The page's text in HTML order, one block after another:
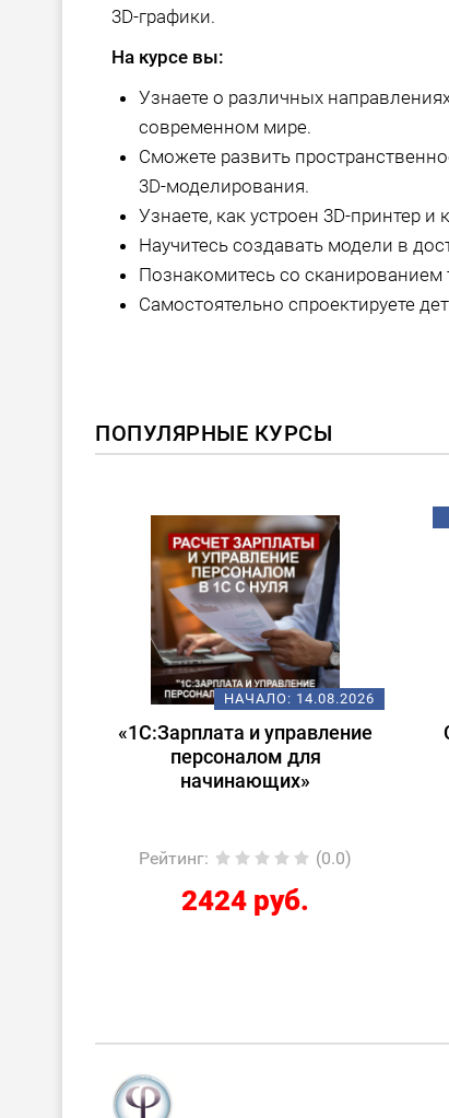
3D-графики.
На курсе вы:
Узнаете о различных
современном мире.
Сможете развить
3D-моделирования.
Узнаете, как устроен 3D-принтер
Научитесь создавать модели в
Познакомитесь со сканированием
Самостоятельно спроектируете
ПОПУЛЯРНЫЕ КУРСЫ
НАЧАЛО: 14.08.2026
«1С:Зарплата и управление
персоналом для
начинающих»
Рейтинг: (0.0)
2424 руб.